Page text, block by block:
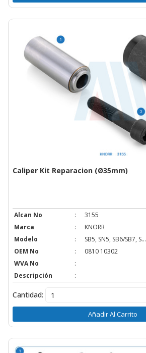
Caliper Kit Reparacion (Ø35mm)
Alcan No :
3155
Marca
:
KNORR
Modelo
:
SB5, SN5, SB6/SB7, S...
OEM No
:
0810 10302
WVA No
:
Descripción
:
Cantidad:
Añadir Al Carrito